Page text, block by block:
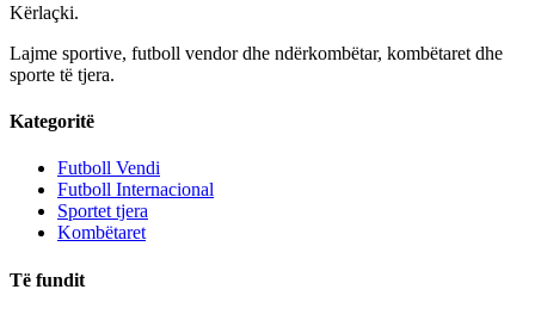
Kërlaçki.
Lajme sportive, futboll vendor dhe ndërkombëtar, kombëtaret dhe
sporte të tjera.
Kategoritë
Futboll Vendi
Futboll Internacional
Sportet tjera
Kombëtaret
Të fundit